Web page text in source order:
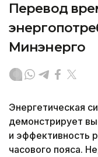
Перевод
Минэнерго
Энергетическая
демонстрирует
и эффективность
часового пояса.